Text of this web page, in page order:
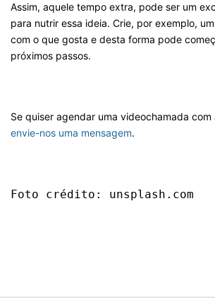
Assim, aquele tempo extra, pode ser um
para nutrir essa ideia. Crie, por exemplo,
com o que gosta e desta forma pode
próximos passos.
Se quiser agendar uma videochamada com
envie-nos uma mensagem.
Foto crédito: unsplash.com